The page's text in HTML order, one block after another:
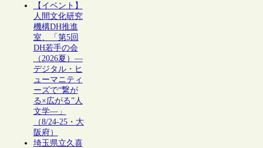
【イベント】
人間文化研究
機構DH推進
室、「第5回
DH若手の会
（2026夏）―
デジタル・ヒ
ューマニティ
ーズで“繋が
る×広がる”人
文学―」
（8/24-25・大
阪府）
埼玉県立久喜